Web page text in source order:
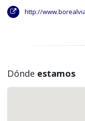
http://
Dónde estamos